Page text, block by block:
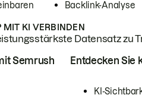
Backlink-Analyse
KI VERBINDEN
Datensatz zu
Semrush Entdecken Sie
KI-